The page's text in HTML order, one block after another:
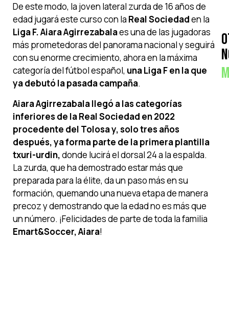
De este modo, la joven lateral zurda de 16 años de
edad jugará este curso con la Real Sociedaden la
Liga F. Aiara Agirrezabalaes una de las jugadoras
más prometedoras del panorama nacional y seguirá
con su enorme crecimiento, ahora en la máxima
categoría del fútbol español, una Liga F en la que
ya debutó la pasada campaña.
Aiara Agirrezabala llegó a las categorías
inferiores de la Real Sociedad en 2022
procedente del Tolosa y, solo tres años
después, ya forma parte de la primera plantilla
txuri-urdin,donde lucirá el dorsal 24 a la espalda.
La zurda, que ha demostrado estar más que
preparada para la élite, da un paso más en su
formación, quemando una nueva etapa de manera
precoz y demostrando que la edad no es más que
un número. ¡Felicidades de parte de toda la familia
Emart&Soccer, Aiara!